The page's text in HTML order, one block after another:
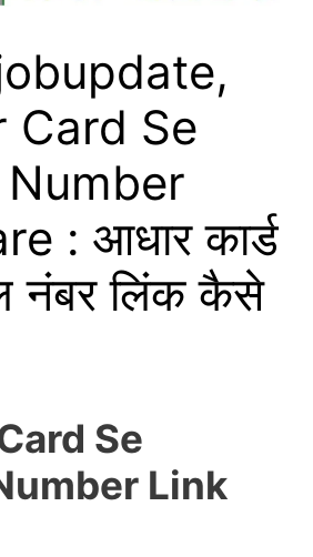
Card Se
: आधार कार्ड
नंबर लिंक कैसे
Se
Link